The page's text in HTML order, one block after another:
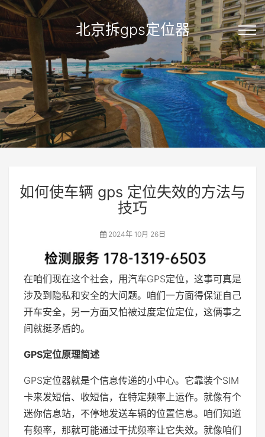
北京拆gps定位器
如何使车辆 gps 定位失效的方法与
技巧
2024年 10月 26日
在咱们现在这个社会，用汽车GPS定位，这事可真是
涉及到隐私和安全的大问题。咱们一方面得保证自己
开车安全，另一方面又怕被过度定位定位，这俩事之
间就挺矛盾的。
GPS定位原理简述
GPS定位器就是个信息传递的小中心。它靠装个SIM
卡来发短信、收短信，在特定频率上运作。就像有个
迷你信息站，不停地发送车辆的位置信息。咱们知道
有频率，那就可能通过干扰频率让它失效。就像咱们